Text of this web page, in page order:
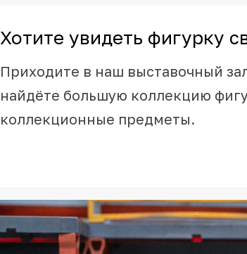
Хотите увидеть фигурку
Приходите в наш выставочный
найдёте большую коллекцию
коллекционные предметы.